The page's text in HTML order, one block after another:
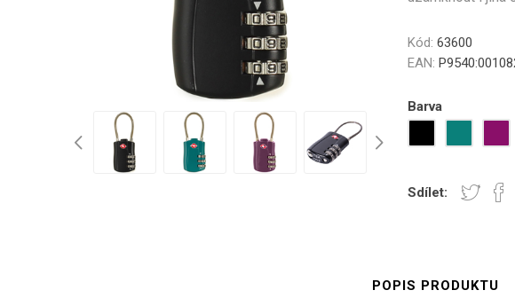
Kufry dle velikosti
Palubní kufry vel.S
Střední kufry vel.M
Kód: 63600
EAN:
Barva
Sdílet:
POPIS PRODUKTU